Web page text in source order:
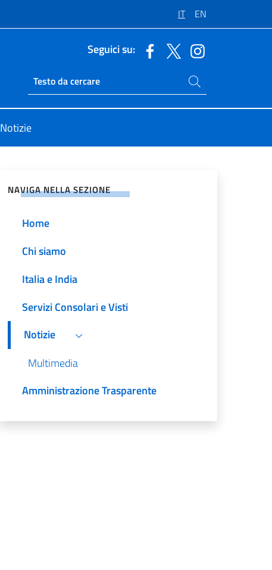
IT EN
Seguici su:
Ricerca sito live
Cerca nel sito
Notizie
NAVIGA NELLA SEZIONE
Home
Chi siamo
Italia e India
Servizi Consolari e Visti
Notizie
Multimedia
Amministrazione Trasparente